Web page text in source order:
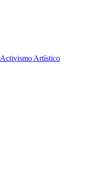
Activismo Artístico